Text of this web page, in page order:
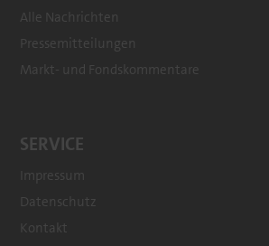
Alle Nachrichten
Pressemitteilungen
Markt- und Fondskommentare
SERVICE
Impressum
Datenschutz
Kontakt